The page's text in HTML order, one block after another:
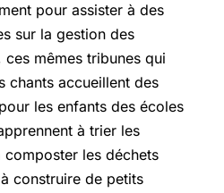
pour assister à des
sur la gestion des
ces mêmes tribunes qui
chants accueillent des
les enfants des écoles
à trier les
les déchets
construire de petits